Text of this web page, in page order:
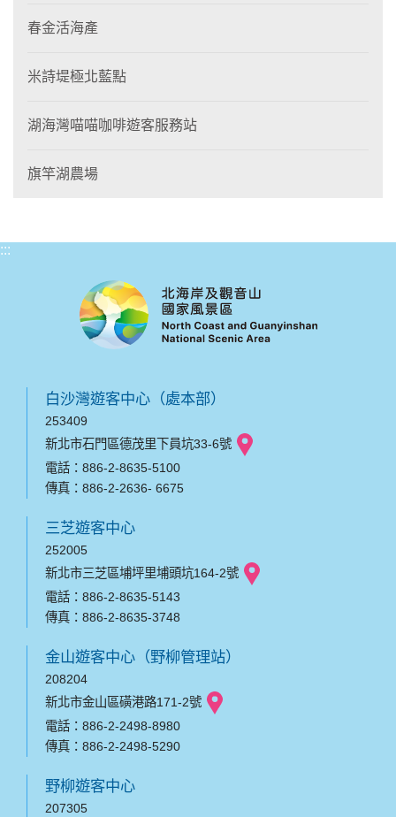
春金活海產
米詩堤極北藍點
湖海灣喵喵咖啡遊客服務站
旗竿湖農場
:::
白沙灣遊客中心（處本部）
253409
新北市石門區德茂里下員坑33-6號
電話：886-2-8635-5100
傳真：886-2-2636- 6675
三芝遊客中心
252005
新北市三芝區埔坪里埔頭坑164-2號
電話：886-2-8635-5143
傳真：886-2-8635-3748
金山遊客中心（野柳管理站）
208204
新北市金山區磺港路171-2號
電話：886-2-2498-8980
傳真：886-2-2498-5290
野柳遊客中心
207305